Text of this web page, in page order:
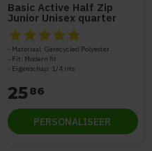
is5 van de 5
Basic Active Half Zip
Junior Unisex quarter
zipsweater
De beoordeling van dit
Materiaal: Gerecycled Polyester
Fit: Modern fit
Eigenschap: 1/4 rits
2586
PERSONALISEER